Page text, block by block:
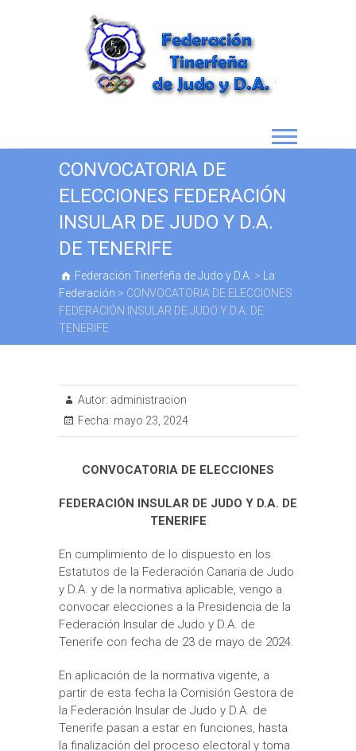
CONVOCATORIA DE
ELECCIONES FEDERACIÓN
INSULAR DE JUDO Y D.A.
DE TENERIFE
Federación Tinerfeña de Judo y D.A. > La
Federación > CONVOCATORIA DE ELECCIONES
FEDERACIÓN INSULAR DE JUDO Y D.A. DE
TENERIFE
Autor: administracion
Fecha: mayo 23, 2024
CONVOCATORIA DE ELECCIONES
FEDERACIÓN INSULAR DE JUDO Y D.A. DE
TENERIFE
En cumplimiento de lo dispuesto en los
Estatutos de la Federación Canaria de Judo
y D.A. y de la normativa aplicable, vengo a
convocar elecciones a la Presidencia de la
Federación Insular de Judo y D.A. de
Tenerife con fecha de 23 de mayo de 2024.
En aplicación de la normativa vigente, a
partir de esta fecha la Comisión Gestora de
la Federación Insular de Judo y D.A. de
Tenerife pasan a estar en funciones, hasta
la finalización del proceso electoral y toma